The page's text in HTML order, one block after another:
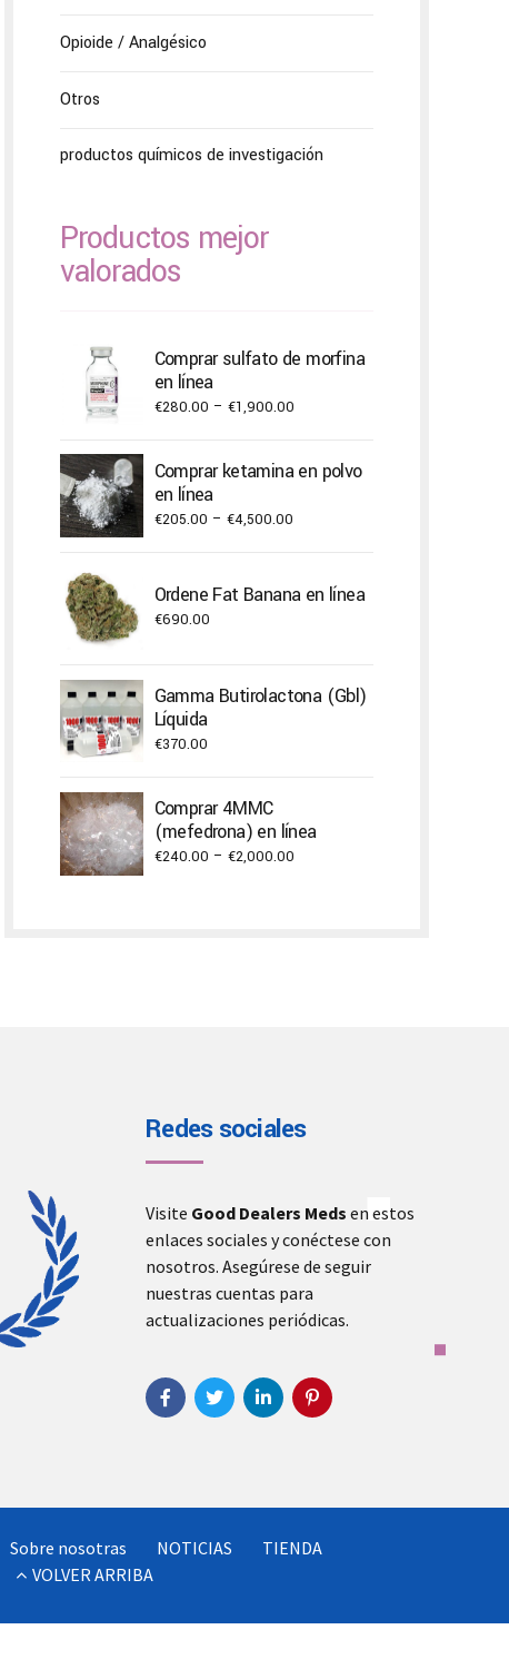
Opioide / Analgésico
Otros
productos químicos de investigación
Productos mejor
valorados
Comprar sulfato de morfina
en línea
€280.00 – €1,900.00Price
€280.00
through
Comprar ketamina en polvo
en línea
€205.00 – €4,500.00Price
through
Ordene Fat Banana en línea
€690.00
Gamma Butirolactona (Gbl)
Líquida
€370.00
Comprar 4MMC
(mefedrona) en línea
€240.00 – €2,000.00Price
Redes sociales
Visite Good Dealers Meds en estos
enlaces sociales y conéctese con
nosotros. Asegúrese de seguir
nuestras cuentas para
actualizaciones periódicas.
Sobre nosotras NOTICIAS
TIENDA
VOLVER ARRIBA